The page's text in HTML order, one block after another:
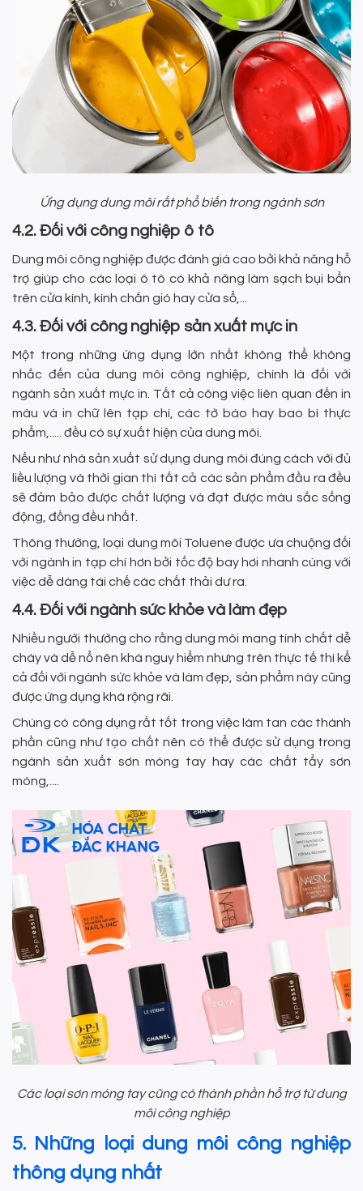
Ứng dụng dung môi rất phổ biến trong ngành sơn
4.2. Đối với công nghiệp ô tô
Dung môi công nghiệp được đánh giá cao bởi khả năng hỗ
trợ giúp cho các loại ô tô có khả năng làm sạch bụi bẩn
trên cửa kính, kính chắn gió hay cửa sổ,...
4.3. Đối với công nghiệp sản xuất mực in
Một trong những ứng dụng lớn nhất không thể không
nhắc đến của dung môi công nghiệp, chính là đối với
ngành sản xuất mực in. Tất cả công việc liên quan đến in
màu và in chữ lên tạp chí, các tờ báo hay bao bì thực
phẩm,..... đều có sự xuất hiện của dung môi.
Nếu như nhà sản xuất sử dụng dung môi đúng cách với đủ
liều lượng và thời gian thì tất cả các sản phẩm đầu ra đều
sẽ đảm bảo được chất lượng và đạt được màu sắc sống
động, đồng đều nhất.
Thông thường, loại dung môi Toluene được ưa chuộng đối
với ngành in tạp chí hơn bởi tốc độ bay hơi nhanh cùng với
việc dễ dàng tái chế các chất thải dư ra.
4.4. Đối với ngành sức khỏe và làm đẹp
Nhiều người thường cho rằng dung môi mang tính chất dễ
cháy và dễ nổ nên khá nguy hiểm nhưng trên thực tế thì kể
cả đối với ngành sức khỏe và làm đẹp, sản phẩm này cũng
được ứng dụng khá rộng rãi.
Chúng có công dụng rất tốt trong việc làm tan các thành
phần cũng như tạo chất nên có thể được sử dụng trong
ngành sản xuất sơn móng tay hay các chất tẩy sơn
móng,....
Các loại sơn móng tay cũng có thành phần hỗ trợ từ dung
môi công nghiệp
5. Những loại dung môi công nghiệp
thông dụng nhất